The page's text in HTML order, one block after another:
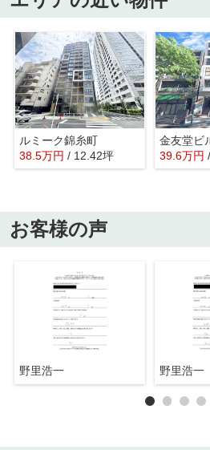
ルミーク錦糸町
38.5万円 / 12.42坪
金友堂ビ
39.6万円
お客様の声
野里浩一 野里浩一